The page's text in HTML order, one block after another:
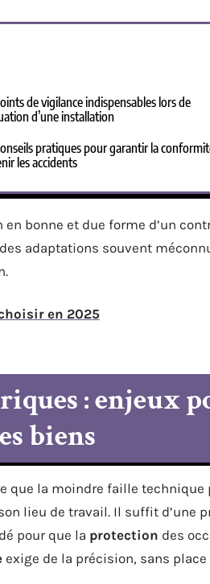
de vigilance indispensables lors de
d’une installation
pratiques pour garantir la
les accidents
bonne et due forme d’un
adaptations souvent
en 2025
: enjeux
biens
que la moindre faille technique
lieu de travail. Il suffit d’une
pour que la protection des
exige de la précision, sans place